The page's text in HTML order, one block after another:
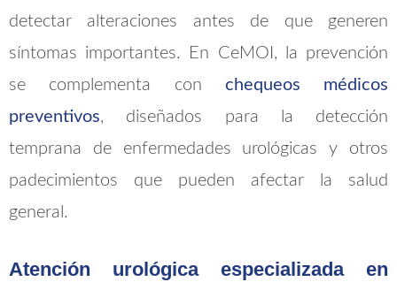
detectar alteraciones antes de que generen
síntomas importantes. En CeMOI, la prevención
se complementa con chequeos médicos
preventivos, diseñados para la detección
temprana de enfermedades urológicas y otros
padecimientos que pueden afectar la salud
general.
Atención urológica especializada en